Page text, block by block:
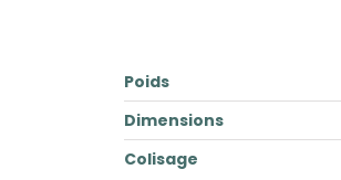
Poids
Dimensions
Colisage